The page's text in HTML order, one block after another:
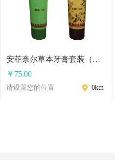
安菲奈尔草本牙膏套装（早、晚）
￥ 75.00
请设置您的位置 0km